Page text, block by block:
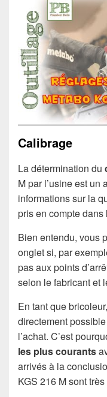
Calibrage
La détermination du
M par l’usine est un
informations sur la
pris en compte dans
Bien entendu, vous
onglet si, par
pas aux points
selon le fabricant et
En tant que
directement
l’achat. C’est
les plus courants
arrivés à la
KGS 216 M sont